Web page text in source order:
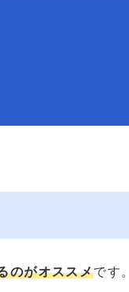
のがオススメです。